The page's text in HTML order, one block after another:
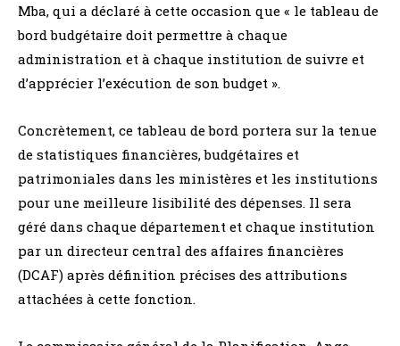
Mba, qui a déclaré à cette occasion que « le tableau de
bord budgétaire doit permettre à chaque
administration et à chaque institution de suivre et
d’apprécier l’exécution de son budget ».
Concrètement, ce tableau de bord portera sur la tenue
de statistiques financières, budgétaires et
patrimoniales dans les ministères et les institutions
pour une meilleure lisibilité des dépenses. Il sera
géré dans chaque département et chaque institution
par un directeur central des affaires financières
(DCAF) après définition précises des attributions
attachées à cette fonction.